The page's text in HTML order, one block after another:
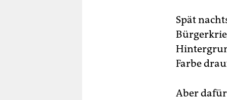
Spät
Farbe
Aber